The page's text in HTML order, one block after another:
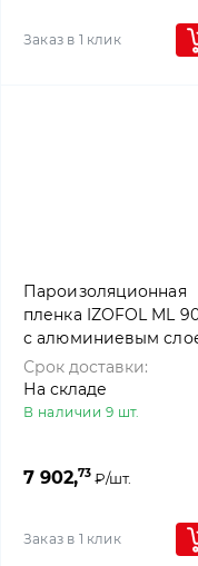
Заказ в 1 клик
Пароизоляционная
пленка IZOFOL ML
с алюминиевым
(1,5 м х 50 м), 4roof
Срок доставки:
На складе
В наличии 9 шт.
7 902,73 ₽/шт.
Заказ в 1 клик